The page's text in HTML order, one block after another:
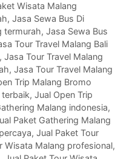
Wisata Malang
, Jasa Sewa Bus Di
termurah, Jasa Sewa Bus
Tour Travel Malang Bali
, Jasa Tour Travel Malang
, Jasa Tour Travel Malang
Trip Malang Bromo
, Jual Open Trip
Malang indonesia,
Paket Gathering Malang
, Jual Paket Tour
Wisata Malang profesional,